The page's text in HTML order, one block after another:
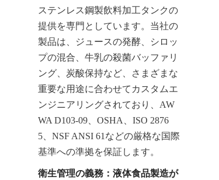
ステンレス鋼製飲料加工タンクの
提供を専門としています。当社の
製品は、ジュースの発酵、シロッ
プの混合、牛乳の殺菌バッファリ
ング、炭酸保持など、さまざまな
重要な用途に合わせてカスタムエ
ンジニアリングされており、AW
WA D103-09、OSHA、ISO 2876
5、NSF ANSI 61などの厳格な国際
基準への準拠を保証します。
衛生管理の義務：液体食品製造が